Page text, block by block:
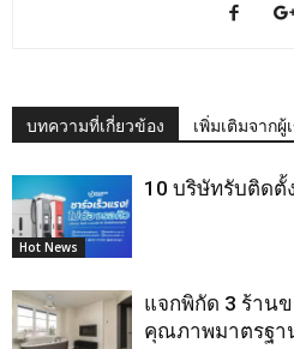
บทความที่เกี่ยวข้อง เพิ่มเติมจากผู้
Hot News
10 บริษัทรับติดตั้
แจกพิกัด 3 ร้านข
คุณภาพมาตรฐา